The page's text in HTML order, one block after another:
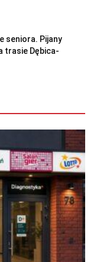
seniora. Pijany
trasie Dębica-